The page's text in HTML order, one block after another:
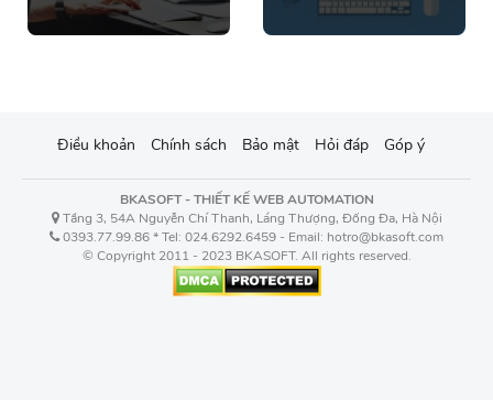
Điều khoản Chính sách Bảo mật Hỏi đáp Góp ý
BKASOFT - THIẾT KẾ WEB AUTOMATION
Tầng 3, 54A Nguyễn Chí Thanh, Láng Thượng, Đống Đa, Hà Nội
0393.77.99.86 * Tel: 024.6292.6459 - Email: hotro@bkasoft.com
© Copyright 2011 - 2023 BKASOFT. All rights reserved.